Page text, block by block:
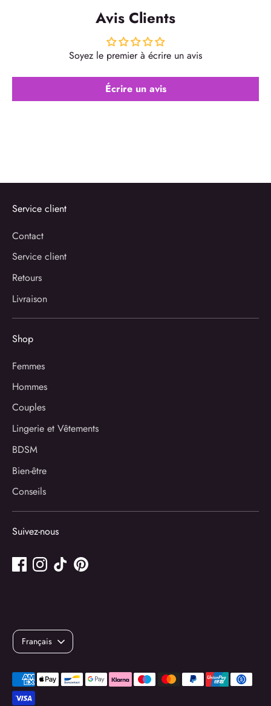
Avis Clients
Soyez le premier à écrire un avis
Écrire un avis
Service client
Contact
Service client
Retours
Livraison
Shop
Femmes
Hommes
Couples
Lingerie et Vêtements
BDSM
Bien-être
Conseils
Suivez-nous
LangueFrançais
Méthodes
de